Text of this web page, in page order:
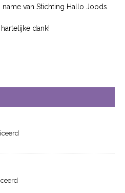
van Stichting Hallo Joods.
dank!